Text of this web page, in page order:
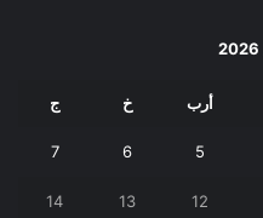
أرب خ ج
5
6
7
12
13
14